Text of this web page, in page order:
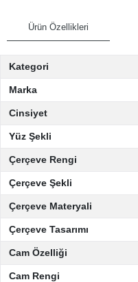
Ürün Özellikleri
Kategori
Marka
Cinsiyet
Yüz Şekli
Çerçeve Rengi
Çerçeve Şekli
Çerçeve Materyali
Çerçeve Tasarımı
Cam Özelliği
Cam Rengi